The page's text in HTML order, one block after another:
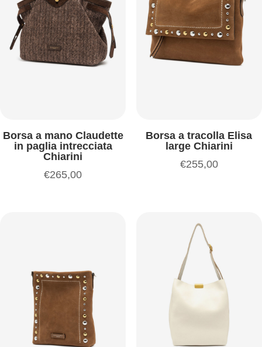
Borsa a mano Claudette
in paglia intrecciata
Chiarini
€265,00
Borsa a tracolla Elisa
large Chiarini
€255,00